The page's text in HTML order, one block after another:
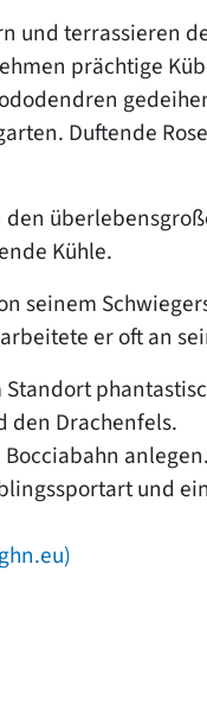
und terrassieren
prächtige
Duftende
Kühle.
seinem
er oft an
den Drachenfels.
und